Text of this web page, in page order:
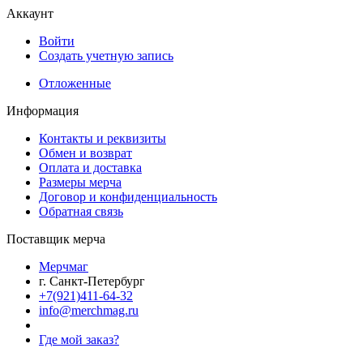
Аккаунт
Войти
Создать учетную запись
Отложенные
Информация
Контакты и реквизиты
Обмен и возврат
Оплата и доставка
Размеры мерча
Договор и конфиденциальность
Обратная связь
Поставщик мерча
Мерчмаг
г. Санкт-Петербург
+7(921)411-64-32
info@merchmag.ru
Где мой заказ?